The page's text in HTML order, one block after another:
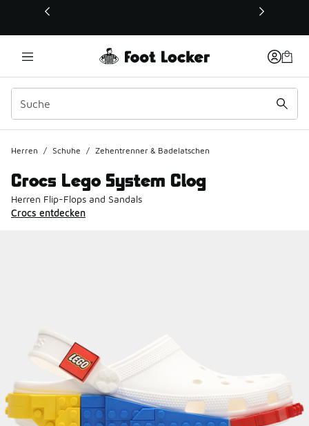
Dieser Link öffnet sich in einem neuen Fenster
Herren / Schuhe / Zehentrenner & Badelatschen
Crocs Lego System Clog
Herren Flip-Flops and Sandals
Crocs entdecken